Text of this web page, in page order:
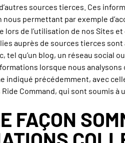
sources tierces. Ces
permettant par exemple
de l’utilisation de nos Sites
auprès de sources tierces
tel qu’un blog, un réseau social
lorsque nous
indiqué précédemment, avec
Command, qui sont soumis
FAÇON